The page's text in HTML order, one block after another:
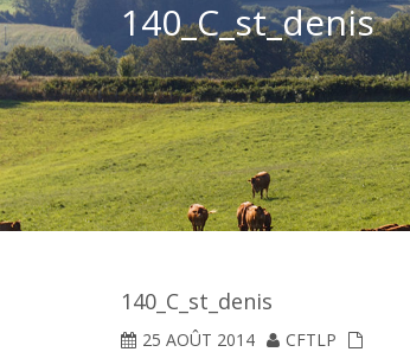
140_C_st_denis
140_C_st_denis
25 AOÛT 2014 CFTLP